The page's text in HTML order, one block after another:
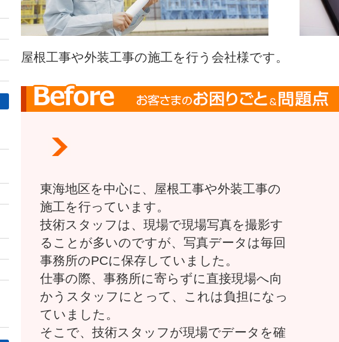
屋根工事や外装工事の施工を行う会社様です。
東海地区を中心に、屋根工事や外装工事の
施工を行っています。
技術スタッフは、現場で現場写真を撮影す
ることが多いのですが、写真データは毎回
事務所のPCに保存していました。
仕事の際、事務所に寄らずに直接現場へ向
かうスタッフにとって、これは負担になっ
ていました。
そこで、技術スタッフが現場でデータを確